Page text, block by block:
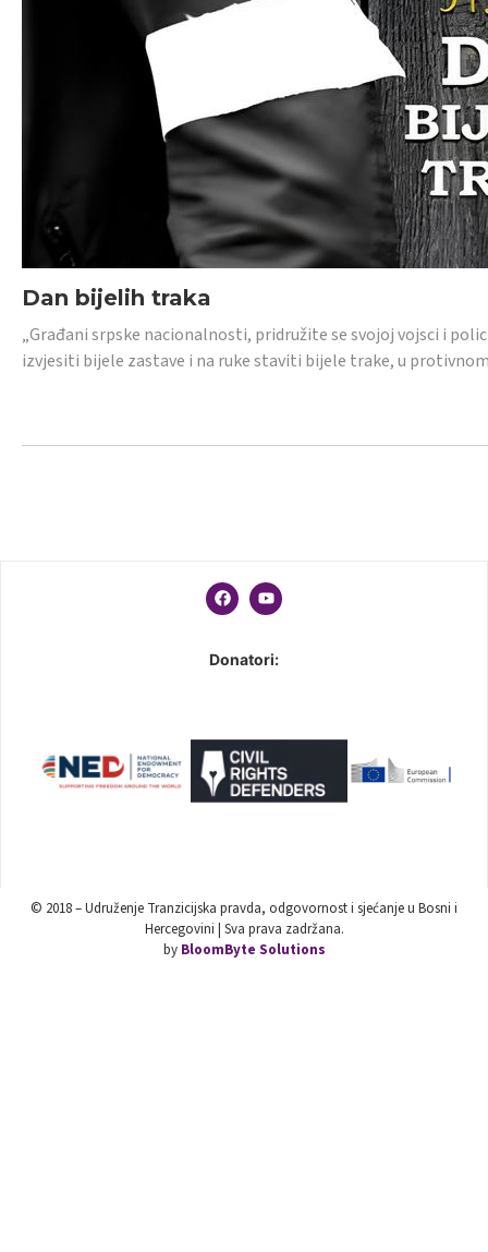
Dan bijelih traka
„Građani srpske nacionalnosti, pridružite se svojoj vojsci i
izvjesiti bijele zastave i na ruke staviti bijele trake, u
Donatori:
© 2018 – Udruženje Tranzicijska pravda, odgovornost i sjećanje u Bosni i
Hercegovini | Sva prava zadržana.
by BloomByte Solutions